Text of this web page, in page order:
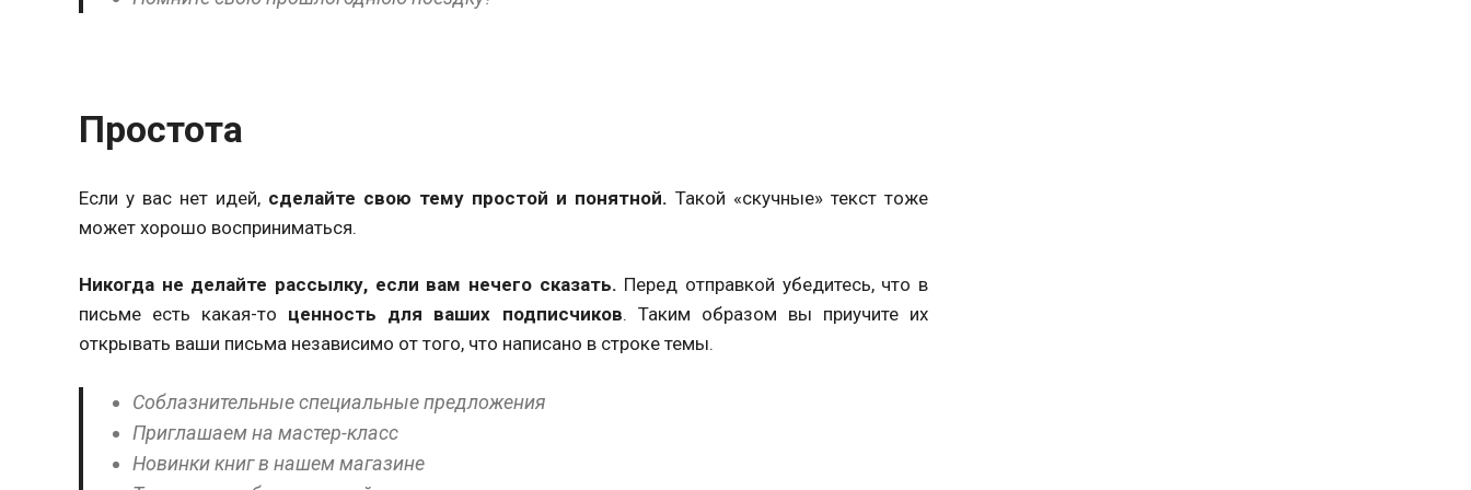
Простота
Если у вас нет идей, сделайте свою тему простой и понятной. Такой «скучные» текст тоже
может хорошо восприниматься.
Никогда не делайте рассылку, если вам нечего сказать. Перед отправкой убедитесь, что в
письме есть какая-то ценность для ваших подписчиков. Таким образом вы приучите их
открывать ваши письма независимо от того, что написано в строке темы.
Соблазнительные специальные предложения
Приглашаем на мастер-класс
Новинки книг в нашем магазине